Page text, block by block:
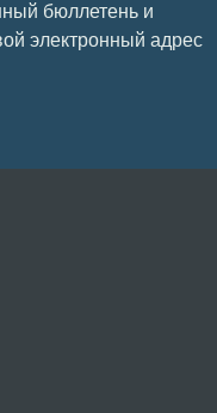
бюллетень и
электронный адрес